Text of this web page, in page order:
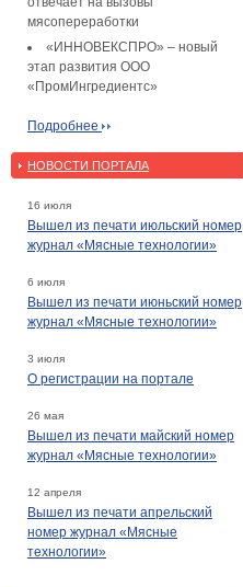
мясопереработки
«ИННОВЕКСПРО» – новый
этап развития ООО
«ПромИнгредиентс»
Подробнее
НОВОСТИ ПОРТАЛА
16 июля
Вышел из печати июльский номер
журнал «Мясные технологии»
6 июля
Вышел из печати июньский номер
журнал «Мясные технологии»
3 июля
О регистрации на портале
26 мая
Вышел из печати майский номер
журнал «Мясные технологии»
12 апреля
Вышел из печати апрельский
номер журнал «Мясные
технологии»